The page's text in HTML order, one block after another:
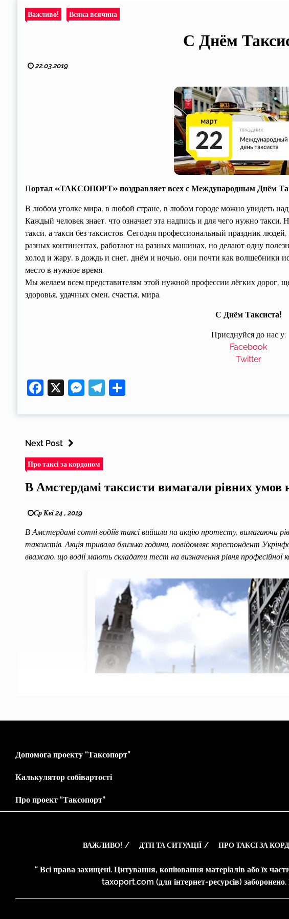
Важливо! Всяка всячина
С Днём
22.03.2019
Портал «ТАКСОПОРТ» поздравляет всех с Международным Днём
В любом уголке мира, в любой стране, в любом городе можно увидеть
Каждый человек знает, что означает эта надпись и для чего нужно
такси, а такси без таксистов. Сегодня профессиональный праздник
разных континентах, работают на разных машинах, но делают одну
холод и жару, в дождь и снег, днём и ночью, они почти как волшебники
место в нужное время.
Мы желаем всем представителям этой нужной профессии лёгких дорог,
здоровья, удачных смен, счастья, мира.
С Днём Таксиста!
Facebook
X Messenger
Telegram
Поділитися
Приєднуйся до нас у:
Facebook
Twitter
Next Post
Про таксі за кордоном
В Амстердамі таксисти вимагали рівних умов
Ср Кві 24 , 2019
В Амстердамі сотні водіїв таксі вийшли на акцію протесту, вимагаючи
таксистів. Акція тривала близько години, повідомляє кореспондент
вважаю, що водії мають складати тест на визначення рівня професійної
Допомога проекту “Таксопорт”
Калькулятор собівартості
Про проект “Таксопорт”
ВАЖЛИВО! ДТП ТА СИТУАЦІЇ ПРО ТАКСІ ЗА
“ Всі права захищені. Цитування, копіювання матеріалів або їх
taxoport.com (для інтернет-ресурсів) заборонено.